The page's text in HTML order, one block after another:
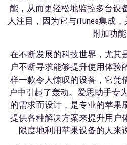
能，从而更轻松地监控多台设
人注目，因为它与iTunes集成
附加功能
在不断发展的科技世界，尤其
户不断寻求能够提升使用体验
样一款令人惊叹的设备，它凭
户中引起了轰动。爱思助手专
的需求而设计，是专业的苹果
提供各种解决方案来提升用户
限度地利用苹果设备的人来